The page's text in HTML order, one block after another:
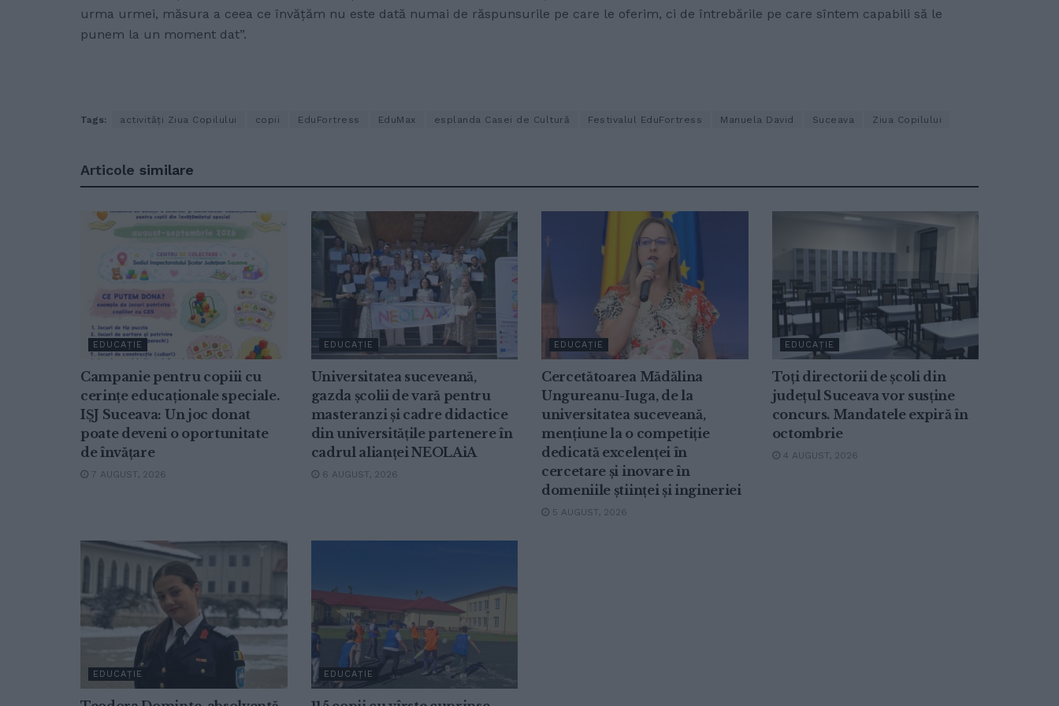
urma urmei, măsura a ceea ce învățăm nu este dată numai de răspunsurile pe care le oferim, ci de întrebările pe care sîntem capabili să le
punem la un moment dat”.
Tags: activități Ziua Copilului copii EduFortress EduMax esplanda Casei de Cultură Festivalul EduFortress Manuela David Suceava Ziua Copilului
Articole similare
EDUCAȚIE
Campanie pentru copiii cu
cerințe educaționale speciale.
IȘJ Suceava: Un joc donat
poate deveni o oportunitate
de învățare
7 AUGUST, 2026
EDUCAȚIE
Universitatea suceveană,
gazda școlii de vară pentru
masteranzi și cadre didactice
din universitățile partenere în
cadrul alianței NEOLAiA
6 AUGUST, 2026
EDUCAȚIE
Cercetătoarea Mădălina
Ungureanu-Iuga, de la
universitatea suceveană,
mențiune la o competiție
dedicată excelenței în
cercetare și inovare în
domeniile științei și ingineriei
5 AUGUST, 2026
EDUCAȚIE
Toți directorii de școli din
județul Suceava vor susține
concurs. Mandatele expiră în
octombrie
4 AUGUST, 2026
EDUCAȚIE EDUCAȚIE